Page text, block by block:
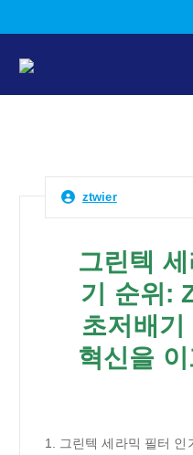
ztwier
그린텍
기 순위:
초저배기
혁신을
1. 그린텍 세라믹 필터 인